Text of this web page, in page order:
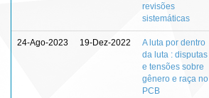
revisões
sistemáticas
24-Ago-2023 19-Dez-2022
A luta por dentro
da luta : disputas
e tensões sobre
gênero e raça no
PCB